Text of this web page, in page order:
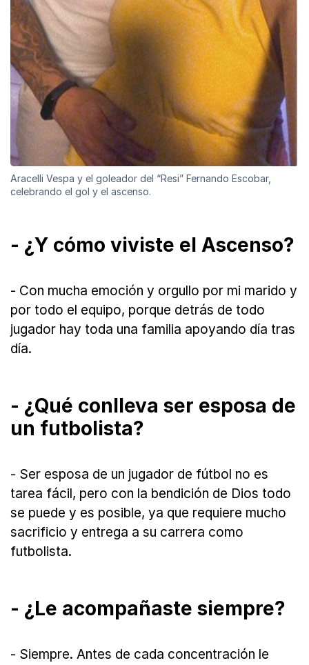
Aracelli Vespa y el goleador del “Resi” Fernando Escobar,
celebrando el gol y el ascenso.
- ¿Y cómo viviste el Ascenso?
- Con mucha emoción y orgullo por mi marido y
por todo el equipo, porque detrás de todo
jugador hay toda una familia apoyando día tras
día.
- ¿Qué conlleva ser esposa de
un futbolista?
- Ser esposa de un jugador de fútbol no es
tarea fácil, pero con la bendición de Dios todo
se puede y es posible, ya que requiere mucho
sacrificio y entrega a su carrera como
futbolista.
- ¿Le acompañaste siempre?
- Siempre. Antes de cada concentración le